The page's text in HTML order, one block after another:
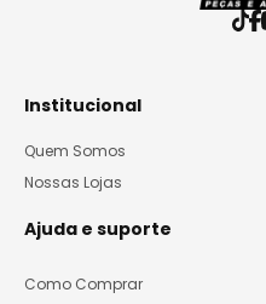
Institucional
Quem Somos
Nossas Lojas
Ajuda e suporte
Como Comprar